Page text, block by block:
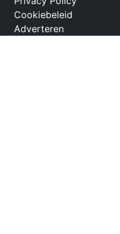
Cookiebeleid
Adverteren